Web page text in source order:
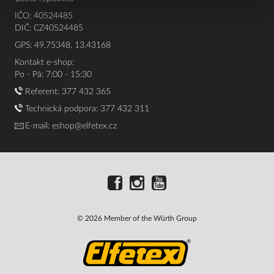
IČO: 40524485
DIČ: CZ40524485
GPS: 49.75348, 13.43168
Kontakt e-shop:
Po - Pá: 7:00 - 15:30
Referent: 377 432 365
Technická podpora: 377 432 311
E-mail: eshop@elfetex.cz
© 2026 Member of the Würth Group